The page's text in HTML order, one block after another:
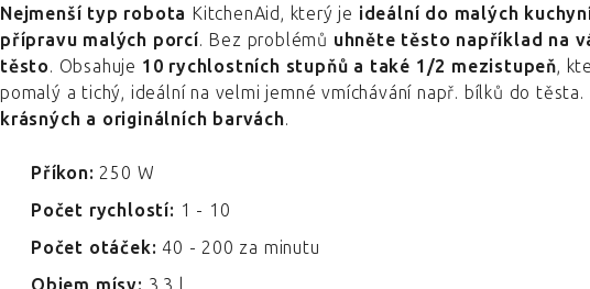
Nejmenší typ robota KitchenAid, který je ideální do malých
přípravu malých porcí. Bez problémů uhněte těsto například na
těsto. Obsahuje 10 rychlostních stupňů a také 1/2 mezistupeň,
pomalý a tichý, ideální na velmi jemné vmíchávání např. bílků do těsta.
krásných a originálních barvách.
Příkon:250 W
Počet rychlostí: 1 - 10
Počet otáček: 40 - 200 za minutu